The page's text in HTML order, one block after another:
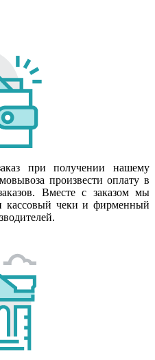
при получении нашему
произвести оплату в
Вместе с заказом мы
кассовый чеки и фирменный